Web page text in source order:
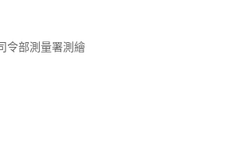
令部測量署測繪